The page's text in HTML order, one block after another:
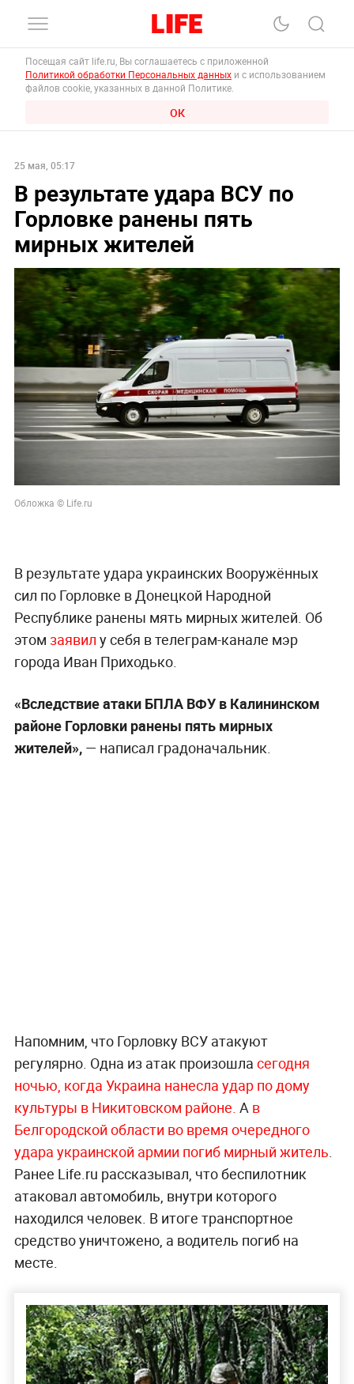
Посещая сайт life.ru, Вы соглашаетесь с приложенной
Политикой обработки Персональных данных и с использованием
файлов cookie, указанных в данной Политике.
ОК
25 мая, 05:17
В результате удара ВСУ по
Горловке ранены пять
мирных жителей
Обложка © Life.ru
В результате удара украинских Вооружённых
сил по Горловке в Донецкой Народной
Республике ранены мять мирных жителей. Об
этом заявил у себя в телеграм-канале мэр
города Иван Приходько.
«Вследствие атаки БПЛА ВФУ в Калининском
районе Горловки ранены пять мирных
жителей»,— написал градоначальник.
Напомним, что Горловку ВСУ атакуют
регулярно. Одна из атак произошла сегодня
ночью, когда Украина нанесла удар по дому
культуры в Никитовском районе. А в
Белгородской области во время очередного
удара украинской армии погиб мирный житель
Ранее Life.ru рассказывал, чтобеспилотник
атаковал автомобиль, внутри которого
находился человек. В итоге транспортное
средство уничтожено, а водитель погиб на
месте.